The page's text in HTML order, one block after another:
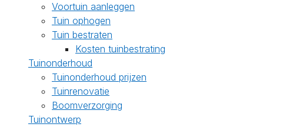
Voortuin aanleggen
Tuin ophogen
Tuin bestraten
Kosten tuinbestrating
Tuinonderhoud
Tuinonderhoud prijzen
Tuinrenovatie
Boomverzorging
Tuinontwerp